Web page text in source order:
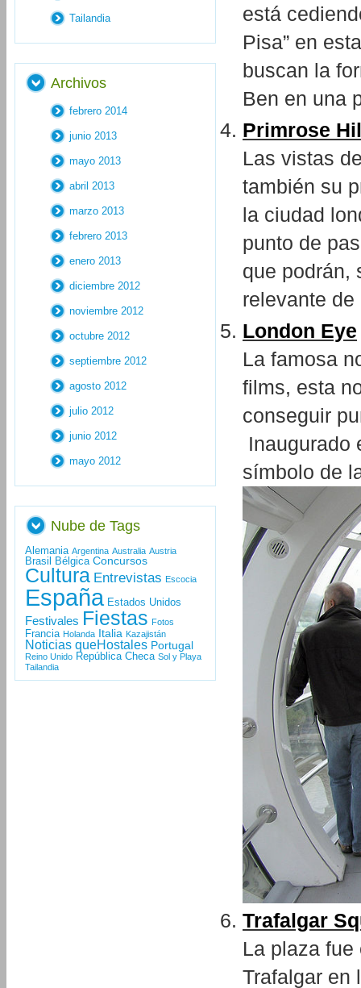
está
Pisa” en
buscan la
Ben en una
Primrose
Las vistas
también su
la ciudad
punto de
que podrán,
relevante
London Eye
La famosa
films, esta
conseguir
Inaugurado
símbolo de
Trafalgar
La plaza
Trafalgar en
Tailandia
Archivos
febrero 2014
junio 2013
mayo 2013
abril 2013
marzo 2013
febrero 2013
enero 2013
diciembre 2012
noviembre 2012
octubre 2012
septiembre 2012
agosto 2012
julio 2012
junio 2012
mayo 2012
Nube de Tags
Alemania Argentina Australia Austria
Brasil Bélgica Concursos
Cultura Entrevistas Escocia
España Estados Unidos
Festivales Fiestas Fotos
Francia Holanda Italia Kazajistán
Noticias queHostales Portugal
Reino Unido República Checa Sol y Playa
Tailandia